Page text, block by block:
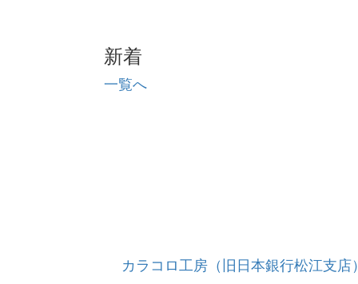
新着
一覧へ
カラコロ工房（旧日本銀行松江支店